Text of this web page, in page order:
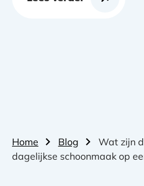
Home Blog
Wat zijn
dagelijkse schoonmaak op